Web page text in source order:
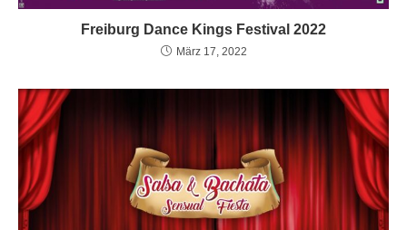
Freiburg Dance Kings Festival 2022
März 17, 2022